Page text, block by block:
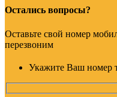
Остались вопросы?
Оставьте свой номер
перезвоним
Укажите Ваш номер